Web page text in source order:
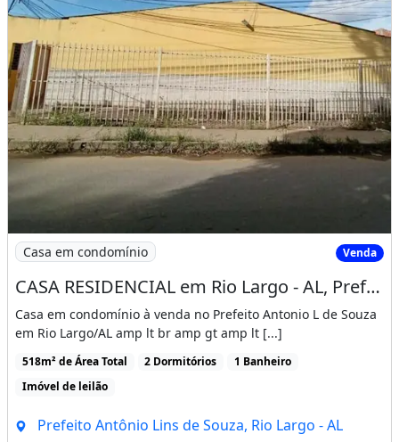
Imagem: CASA RESIDENCIAL em Rio Largo - AL, Prefeito
Casa em condomínio Venda
CASA RESIDENCIAL em Rio Largo - AL, Prefeito Antônio Lins de Souza
Casa em condomínio à venda no Prefeito Antonio L de Souza
em Rio Largo/AL amp lt br amp gt amp lt [...]
518m² de Área Total 2 Dormitórios
1 Banheiro
Imóvel de leilão
Prefeito Antônio Lins de Souza, Rio Largo - AL